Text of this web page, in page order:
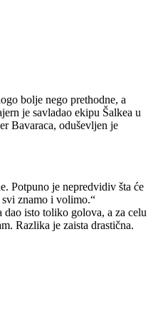
bolje nego prethodne, a
je savladao ekipu Šalkea u
Bavaraca, oduševljen je
Potpuno je nepredvidiv šta će
znamo i volimo.“
dao isto toliko golova, a za celu
Razlika je zaista drastična.